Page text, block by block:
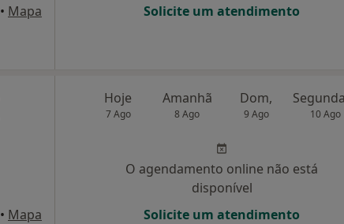
• Mapa
Solicite um atendimento
• Mapa
Hoje
7 Ago
Amanhã
8 Ago
Dom,
9 Ago 10 Ago
O agendamento online não está
disponível
Solicite um atendimento